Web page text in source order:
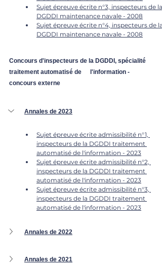
Sujet épreuve écrite n°3, inspecteurs de la
DGDDI maintenance navale - 2008
Sujet épreuve écrite n°4, inspecteurs de la
DGDDI maintenance navale - 2008
Concours d'inspecteurs de la DGDDI, spécialité
traitement automatisé de 	l'information -
concours externe
Annales de 2023
Sujet épreuve écrite admissibilité n°1,
inspecteurs de la DGDDI traitement
automatisé de l'information - 2023
Sujet épreuve écrite admissibilité n°2,
inspecteurs de la DGDDI traitement
automatisé de l'information - 2023
Sujet épreuve écrite admissibilité n°3,
inspecteurs de la DGDDI traitement
automatisé de l'information - 2023
Annales de 2022
Annales de 2021